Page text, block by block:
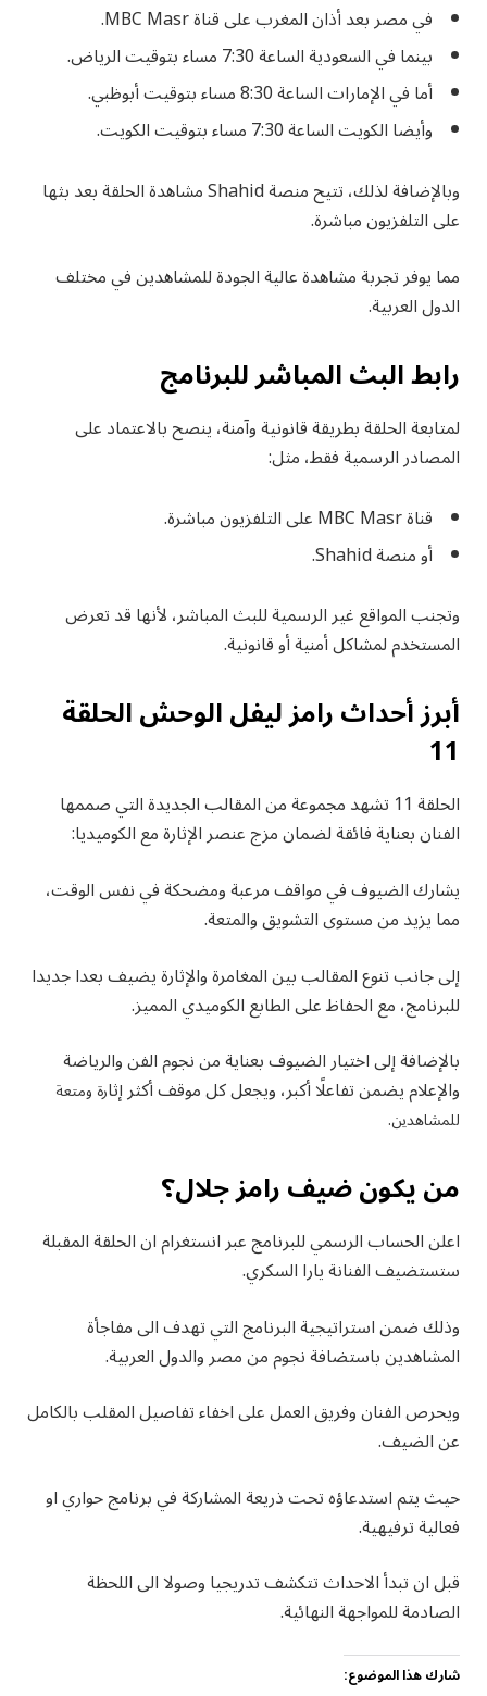
في مصر بعد أذان المغرب على قناة MBC Masr.
بينما في السعودية الساعة 7:30 مساء بتوقيت الرياض.
أما في الإمارات الساعة 8:30 مساء بتوقيت أبوظبي.
وأيضا الكويت الساعة 7:30 مساء بتوقيت الكويت.
وبالإضافة لذلك، تتيح منصة Shahid مشاهدة الحلقة بعد بثها
على التلفزيون مباشرة.
مما يوفر تجربة مشاهدة عالية الجودة للمشاهدين في مختلف
الدول العربية.
رابط البث المباشر للبرنامج
لمتابعة الحلقة بطريقة قانونية وآمنة، ينصح بالاعتماد على
المصادر الرسمية فقط، مثل:
قناة MBC Masr على التلفزيون مباشرة.
أو منصة Shahid.
وتجنب المواقع غير الرسمية للبث المباشر، لأنها قد تعرض
المستخدم لمشاكل أمنية أو قانونية.
أبرز أحداث رامز ليفل الوحش الحلقة
11
الحلقة 11 تشهد مجموعة من المقالب الجديدة التي صممها
الفنان بعناية فائقة لضمان مزج عنصر الإثارة مع الكوميديا:
يشارك الضيوف في مواقف مرعبة ومضحكة في نفس الوقت،
مما يزيد من مستوى التشويق والمتعة.
إلى جانب تنوع المقالب بين المغامرة والإثارة يضيف بعدا جديدا
للبرنامج، مع الحفاظ على الطابع الكوميدي المميز.
بالإضافة إلى اختيار الضيوف بعناية من نجوم الفن والرياضة
والإعلام يضمن تفاعلًا أكبر، ويجعل كل موقف أكثر إثارة ومتعة
للمشاهدين.
من يكون ضيف رامز جلال؟
اعلن الحساب الرسمي للبرنامج عبر انستغرام ان الحلقة المقبلة
ستستضيف الفنانة يارا السكري.
وذلك ضمن استراتيجية البرنامج التي تهدف الى مفاجأة
المشاهدين باستضافة نجوم من مصر والدول العربية.
ويحرص الفنان وفريق العمل على اخفاء تفاصيل المقلب بالكامل
عن الضيف.
حيث يتم استدعاؤه تحت ذريعة المشاركة في برنامج حواري او
فعالية ترفيهية.
قبل ان تبدأ الاحداث تتكشف تدريجيا وصولا الى اللحظة
الصادمة للمواجهة النهائية.
شارك هذا الموضوع: